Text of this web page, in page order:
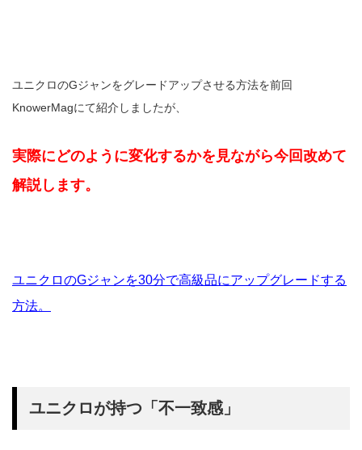
ユニクロのGジャンをグレードアップさせる方法を前回
KnowerMagにて紹介しましたが、
実際にどのように変化するかを見ながら今回改めて
解説します。
ユニクロのGジャンを30分で高級品にアップグレードする
方法。
ユニクロが持つ「不一致感」